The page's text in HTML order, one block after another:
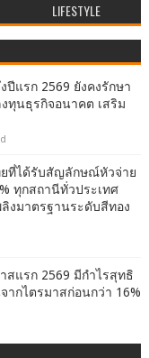
LIFESTYLE
ปีแรก 2569 ยังคงรักษา
ทุนธุรกิจอนาคต เสริม
ยที่ได้รับสัญลักษณ์หัวจ่าย
ทุกสถานีทั่วประเทศ
งมาตรฐานระดับสีทอง
สแรก 2569 มีกำไรสุทธิ
กไตรมาสก่อนกว่า 16%